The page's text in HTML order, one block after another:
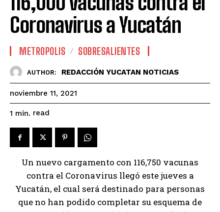
Coronavirus a Yucatán
METROPOLIS SOBRESALIENTES
AUTHOR: REDACCIÓN YUCATAN NOTICIAS
noviembre 11, 2021
1 min. read
Un nuevo cargamento con 116,750 vacunas
contra el Coronavirus llegó este jueves a
Yucatán, el cual será destinado para personas
que no han podido completar su esquema de